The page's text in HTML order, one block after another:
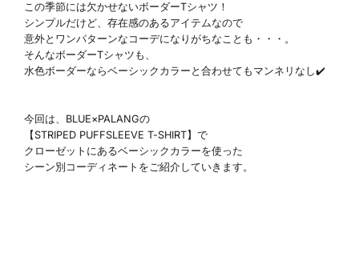
この季節には欠かせないボーダーTシャツ！
シンプルだけど、存在感のあるアイテムなので
意外とワンパターンなコーデになりがちなことも・・・。
そんなボーダーTシャツも、
水色ボーダーならベーシックカラーと合わせてもマンネリなし✔️
今回は、BLUE×PALANGの
【STRIPED PUFFSLEEVE T-SHIRT】で
クローゼットにあるベーシックカラーを使った
シーン別コーディネートをご紹介していきます。